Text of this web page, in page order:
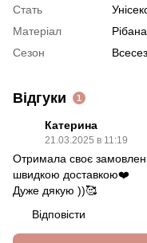
Стать
Матеріал
Рібана
Сезон
Відгуки 1
Катерина
21.03.2025 в 11:19
Отримала своє
швидкою доставкою❤️
Дуже дякую ))🥰
Відповісти